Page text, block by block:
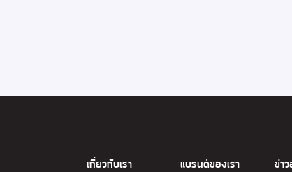
เกี่ยวกับเรา แบรนด์ของเรา ข่า